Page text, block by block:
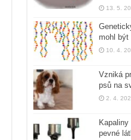
13. 5.
mohl být
10. 4.
Vzniká
psů na
2. 4.
pevné